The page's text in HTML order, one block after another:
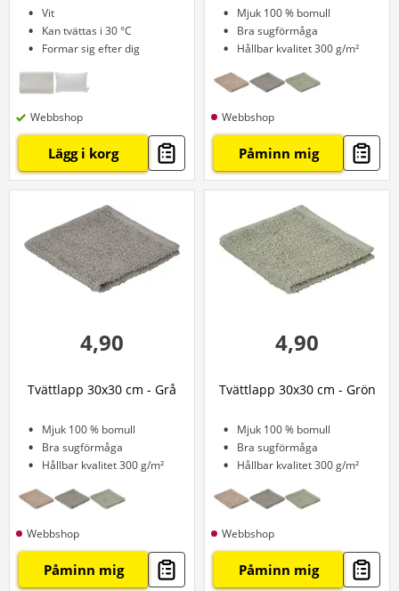
Vit
Kan tvättas i 30 °C
Formar sig efter dig
Webbshop
Lägg i korg
Mjuk 100 % bomull
Bra sugförmåga
Hållbar kvalitet 300 g/m²
Webbshop
Påminn mig
4,90
Tvättlapp 30x30 cm - Grå
Mjuk 100 % bomull
Bra sugförmåga
Hållbar kvalitet 300 g/m²
Webbshop
Påminn mig
4,90
Tvättlapp 30x30 cm - Grön
Mjuk 100 % bomull
Bra sugförmåga
Hållbar kvalitet 300 g/m²
Webbshop
Påminn mig